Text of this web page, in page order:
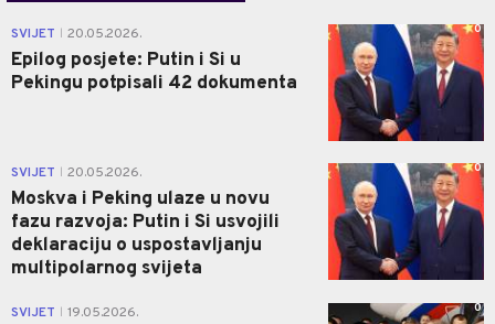
SVIJET 20.05.2026.
Epilog posjete: Putin i Si u
Pekingu potpisali 42 dokumenta
0
SVIJET 20.05.2026.
Moskva i Peking ulaze u novu
fazu razvoja: Putin i Si usvojili
deklaraciju o uspostavljanju
multipolarnog svijeta
0
SVIJET 19.05.2026. 0